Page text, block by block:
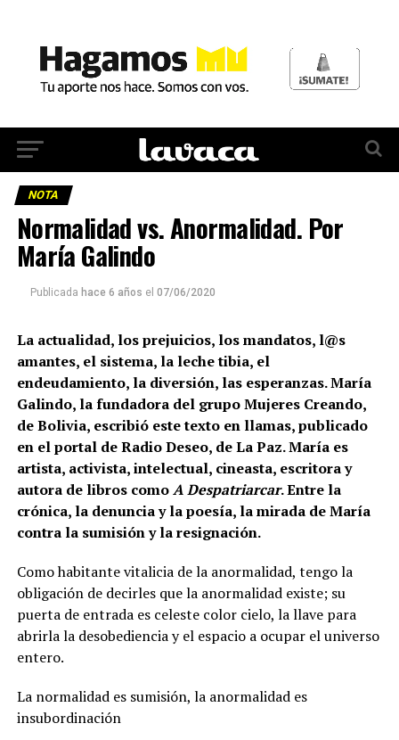
NOTA
Normalidad vs. Anormalidad. Por
María Galindo
Publicada hace 6 años el 07/06/2020
La actualidad, los prejuicios, los mandatos, l@s
amantes, el sistema, la leche tibia, el
endeudamiento, la diversión, las esperanzas. María
Galindo, la fundadora del grupo Mujeres Creando,
de Bolivia, escribió este texto en llamas, publicado
en el portal de Radio Deseo, de La Paz. María es
artista, activista, intelectual, cineasta, escritora y
autora de libros comoA Despatriarcar. Entre la
crónica, la denuncia y la poesía, la mirada de María
contra la sumisión y la resignación.
Como habitante vitalicia de la anormalidad, tengo la
obligación de decirles que la anormalidad existe; su
puerta de entrada es celeste color cielo, la llave para
abrirla la desobediencia y el espacio a ocupar el universo
entero.
La normalidad es sumisión, la anormalidad es
insubordinación